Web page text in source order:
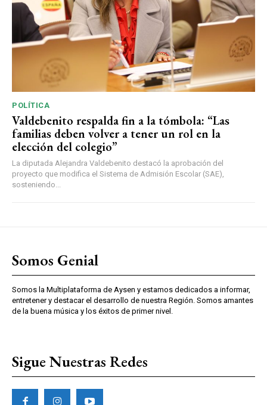
POLÍTICA
Valdebenito respalda fin a la tómbola: “Las
familias deben volver a tener un rol en la
elección del colegio”
La diputada Alejandra Valdebenito destacó la aprobación del
proyecto que modifica el Sistema de Admisión Escolar (SAE),
sosteniendo...
Somos Genial
Somos la Multiplataforma de Aysen y estamos dedicados a informar,
entretener y destacar el desarrollo de nuestra Región. Somos amantes
de la buena música y los éxitos de primer nivel.
Sigue Nuestras Redes